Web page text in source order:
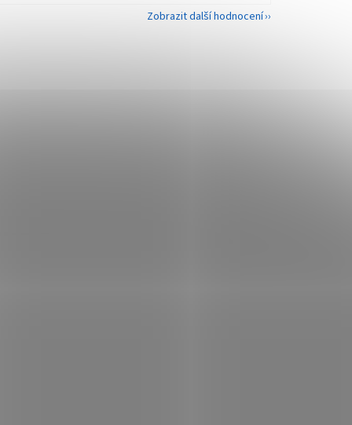
Zobrazit další hodnocení